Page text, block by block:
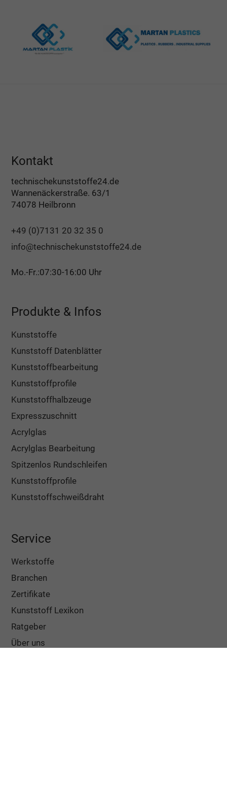
Kontakt
technischekunststoffe24.de
Wannenäckerstraße. 63/1
74078 Heilbronn
+49 (0)7131 20 32 35 0
info@technischekunststoffe24.de
Mo.-Fr.:07:30-16:00 Uhr
Produkte & Infos
Kunststoffe
Kunststoff Datenblätter
Kunststoffbearbeitung
Kunststoffprofile
Kunststoffhalbzeuge
Expresszuschnitt
Acrylglas
Acrylglas Bearbeitung
Spitzenlos Rundschleifen
Kunststoffprofile
Kunststoffschweißdraht
Service
Werkstoffe
Branchen
Zertifikate
Kunststoff Lexikon
Ratgeber
Über uns